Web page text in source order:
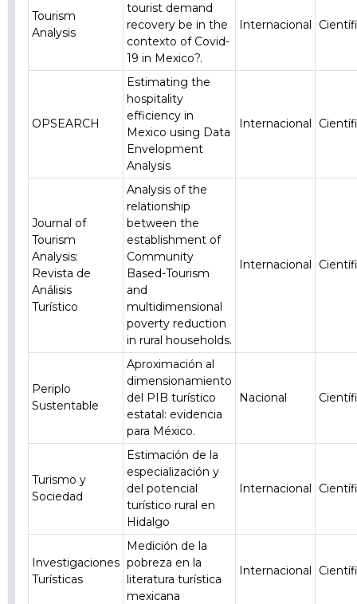
Tourism
Analysis
tourist demand
recovery be in the
contexto of Covid-
19 in Mexico?.
Internacional
OPSEARCH
Estimating the
hospitality
efficiency in
Mexico using Data
Envelopment
Analysis
Internacional
Journal of
Tourism
Analysis:
Revista de
Análisis
Turístico
Analysis of the
relationship
between the
establishment of
Community
Based-Tourism
and
multidimensional
poverty reduction
in rural households.
Internacional
Periplo
Sustentable
Aproximación al
dimensionamiento
del PIB turístico
estatal: evidencia
para México.
Nacional
Turismo y
Sociedad
Estimación de la
especialización y
del potencial
turístico rural en
Hidalgo
Internacional
Investigaciones
Turísticas
Medición de la
pobreza en la
literatura turística
mexicana
Internacional